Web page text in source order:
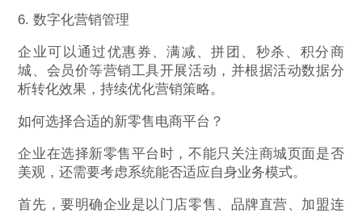
6. 数字化营销管理
企业可以通过优惠券、满减、拼团、秒杀、积分商
城、会员价等营销工具开展活动，并根据活动数据分
析转化效果，持续优化营销策略。
如何选择合适的新零售电商平台？
企业在选择新零售平台时，不能只关注商城页面是否
美观，还需要考虑系统能否适应自身业务模式。
首先，要明确企业是以门店零售、品牌直营、加盟连